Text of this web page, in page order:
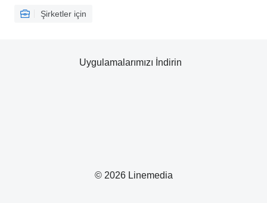
Şirketler için
© 2026 Linemedia
Uygulamalarımızı İndirin